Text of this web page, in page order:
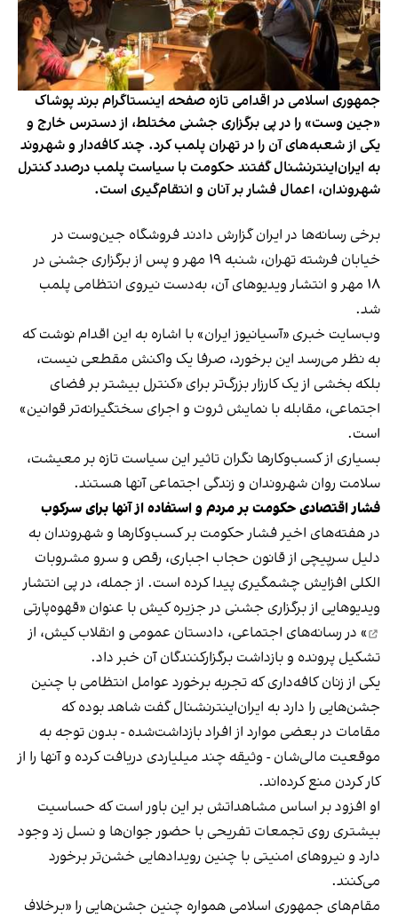
جمهوری اسلامی در اقدامی تازه صفحه اینستاگرام برند پوشاک
«جین وست» را در پی برگزاری جشنی مختلط، از دسترس خارج و
یکی از شعبه‌های آن را در تهران پلمب کرد. چند کافه‌‌دار و شهروند
به ایران‌اینترنشنال گفتند حکومت با سیاست پلمب درصدد کنترل
شهروندان، اعمال فشار بر آنان و انتقام‌گیری است.
برخی رسانه‌ها در ایران گزارش دادند فروشگاه جین‌وست در
خیابان فرشته تهران، شنبه ۱۹ مهر و پس از برگزاری جشنی در
۱۸ مهر و انتشار ویدیوهای آن، به‌دست نیروی انتظامی پلمب
شد.
وب‌سایت خبری «آسیانیوز ایران» با اشاره به این اقدام نوشت که
به نظر می‌رسد این برخورد، صرفا یک واکنش مقطعی نیست،
بلکه بخشی از یک کارزار بزرگ‌تر برای «کنترل بیشتر بر فضای
اجتماعی، مقابله با نمایش ثروت و اجرای سختگیرانه‌تر قوانین»
است.
بسیاری از کسب‌وکارها نگران تاثیر این سیاست‌ تازه بر معیشت،
سلامت روان شهروندان و زندگی اجتماعی آنها هستند.
فشار اقتصادی حکومت بر مردم و استفاده از آنها برای سرکوب
در هفته‌های اخیر فشار حکومت بر کسب‌وکارها و شهروندان به
دلیل سرپیچی از قانون حجاب اجباری، رقص و سرو مشروبات
الکلی افزایش چشمگیری پیدا کرده است. از جمله، در پی انتشار
ویدیوهایی از برگزاری جشنی در جزیره کیش با عنوان «قهوه‌پارتی
» در رسانه‌های اجتماعی، دادستان عمومی و انقلاب کیش، از
تشکیل پرونده و بازداشت برگزارکنندگان آن خبر داد.
یکی از زنان کافه‌داری که تجربه برخورد عوامل انتظامی با چنین
جشن‌هایی را دارد به ایران‌اینترنشنال گفت شاهد بوده که
مقامات در بعضی موارد از افراد بازداشت‌‌شده - بدون توجه به
موقعیت مالی‌شان - وثیقه چند میلیاردی دریافت کرده و آنها را از
کار کردن منع کرده‌اند.
او افزود بر اساس مشاهداتش بر این باور است که حساسیت
بیشتری روی تجمعات تفریحی با حضور جوان‌ها و نسل زد وجود
دارد و نیروهای امنیتی با چنین رویدادهایی خشن‌تر برخورد
می‌کنند.
مقام‌های جمهوری اسلامی همواره چنین جشن‌هایی را «برخلاف